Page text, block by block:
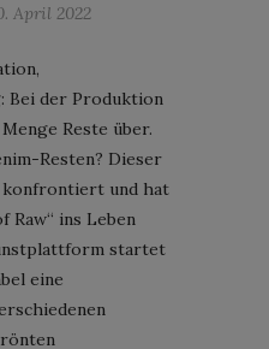
April 2022
Bei der Produktion
Reste über.
Resten? Dieser
konfrontiert und hat
Raw“ ins Leben
startet
eine